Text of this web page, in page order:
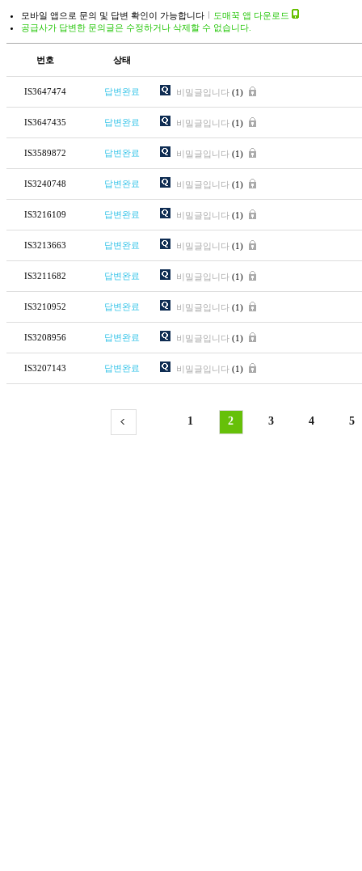
모바일 앱으로 문의 및 답변 확인이 가능합니다
도매꾹 앱 다운로드
공급사가 답변한 문의글은 수정하거나 삭제할 수 없습니다.
번호 상태
IS3647474 답변완료 비밀글입니다 (1)
IS3647435 답변완료 비밀글입니다 (1)
IS3589872 답변완료 비밀글입니다 (1)
IS3240748 답변완료 비밀글입니다 (1)
IS3216109 답변완료 비밀글입니다 (1)
IS3213663 답변완료 비밀글입니다 (1)
IS3211682 답변완료 비밀글입니다 (1)
IS3210952 답변완료 비밀글입니다 (1)
IS3208956 답변완료 비밀글입니다 (1)
IS3207143 답변완료 비밀글입니다 (1)
1 2 3 4 5